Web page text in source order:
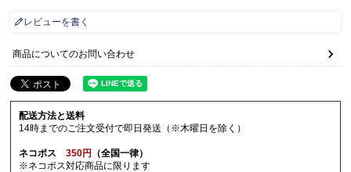
レビューを書く
商品についてのお問い合わせ
配送方法と送料
14時までのご注文受付で即日発送（※木曜日を除く）
ネコポス350円
（全国一律）
※ネコポス対応商品に限ります